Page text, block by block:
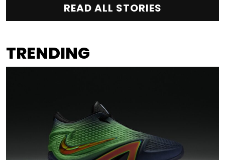
READ ALL STORIES
TRENDING